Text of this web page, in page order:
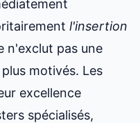
l'insertion
n'exclut pas une
motivés. Les
excellence
spécialisés,